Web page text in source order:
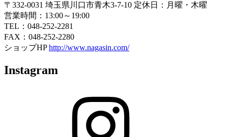
〒332-0031 埼玉県川口市青木3-7-10 定休日：月曜・木曜
営業時間：13:00～19:00
TEL：048-252-2281
FAX：048-252-2280
ショップHPhttp://www.nagasin.com/
Instagram